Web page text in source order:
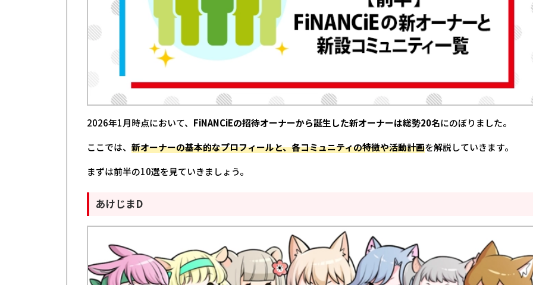
2026年1月時点において、 FiNANCiEの招待オーナーから誕生した新オーナーは総勢20名にのぼりました。
ここでは、新オーナーの基本的なプロフィールと、各コミュニティの特徴や活動計画を解説していきます。
まずは前半の10選を見ていきましょう。
あけじまD